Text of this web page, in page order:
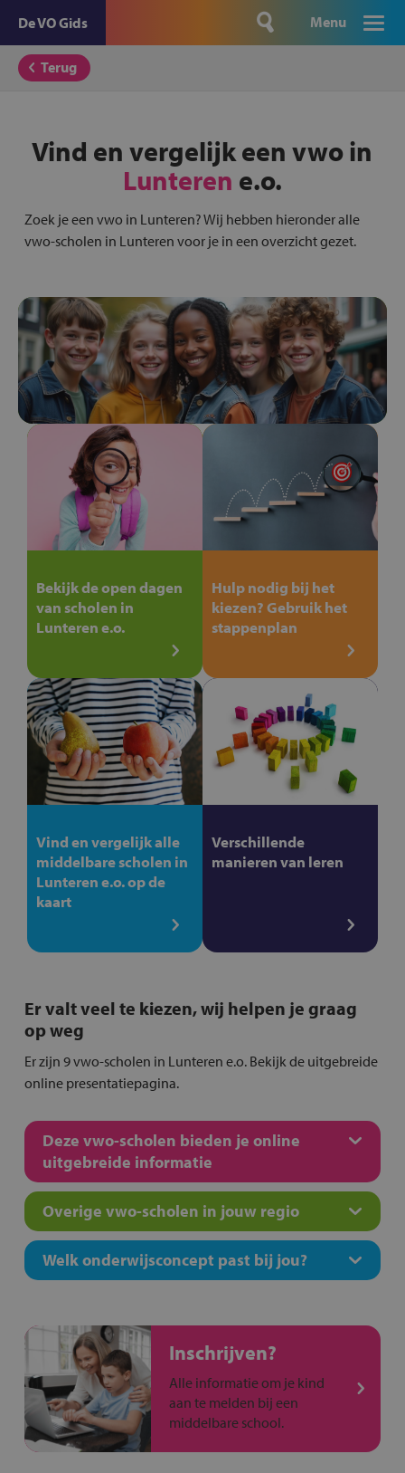
De VO Gids Menu
Terug
Vind en vergelijk een vwo in
Lunteren e.o.
Zoek je een vwo in Lunteren? Wij hebben hieronder alle
vwo-scholen in Lunteren voor je in een overzicht gezet.
Bekijk de open dagen
van scholen in
Lunteren e.o.
Hulp nodig bij het
kiezen? Gebruik het
stappenplan
Vind en vergelijk alle
middelbare scholen in
Lunteren e.o. op de
kaart
Verschillende
manieren van leren
Er valt veel te kiezen, wij helpen je graag
op weg
Er zijn 9 vwo-scholen in Lunteren e.o. Bekijk de uitgebreide
online presentatiepagina.
Deze vwo-scholen bieden je online
uitgebreide informatie
Overige vwo-scholen in jouw regio
Welk onderwijsconcept past bij jou?
Inschrijven?
Alle informatie om je kind
aan te melden bij een
middelbare school.